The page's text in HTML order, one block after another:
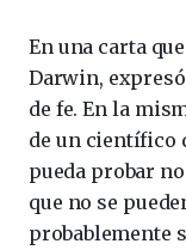
En una carta
Darwin,
de fe. En la
de un científico
pueda probar
que no se
probablemente